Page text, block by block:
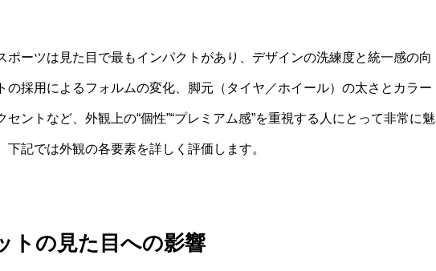
ポーツは見た目で最もインパクトがあり、デザインの洗練度と統一感の向
の採用によるフォルムの変化、脚元（タイヤ／ホイール）の太さとカラー
セントなど、外観上の“個性”“プレミアム感”を重視する人にとって非常に魅
記では外観の各要素を詳しく評価します。
トの見た目への影響